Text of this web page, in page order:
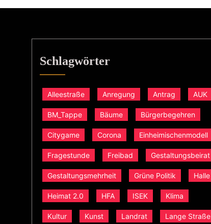
Schlagwörter
Alleestraße Anregung Antrag AUK
BM_Tappe Bäume Bürgerbegehren
Citygame Corona Einheimischenmodell
Fragestunde Freibad Gestaltungsbeirat
Gestaltungsmehrheit Grüne Politik Halle
Heimat 2.0 HFA ISEK Klima
Kultur Kunst Landrat Lange Straße